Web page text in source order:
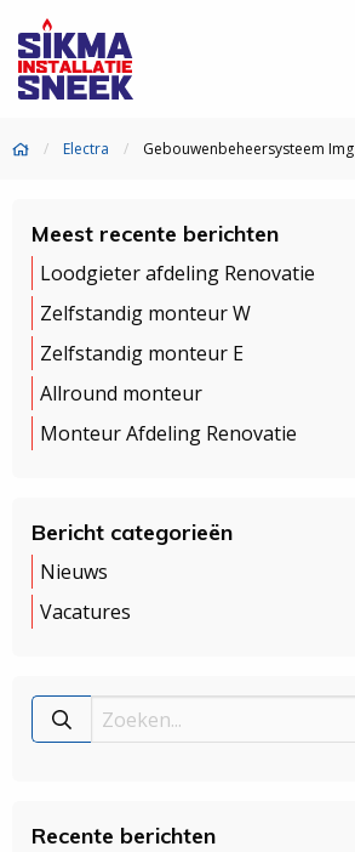
Electra Gebouwenbeheersysteem Img
Meest recente berichten
Loodgieter afdeling Renovatie
Zelfstandig monteur W
Zelfstandig monteur E
Allround monteur
Monteur Afdeling Renovatie
Bericht categorieën
Nieuws
Vacatures
Recente berichten